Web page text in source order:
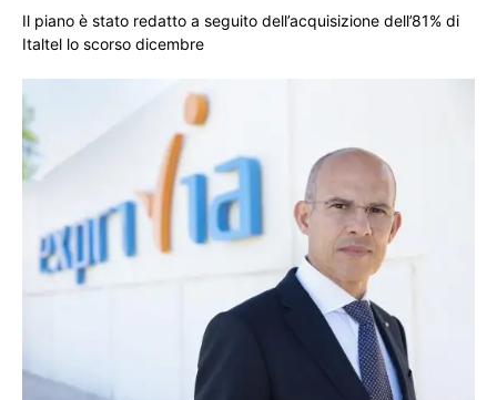
Il piano è stato redatto a seguito dell’acquisizione dell’81% di
Italtel lo scorso dicembre